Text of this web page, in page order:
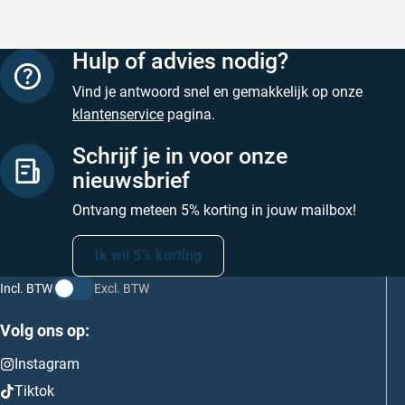
Hulp of advies nodig?
Vind je antwoord snel en gemakkelijk op onze
klantenservice pagina.
Schrijf je in voor onze
nieuwsbrief
Ontvang meteen 5% korting in jouw mailbox!
Ik wil 5% korting
Incl. BTW Excl. BTW
Volg ons op:
Instagram
Tiktok